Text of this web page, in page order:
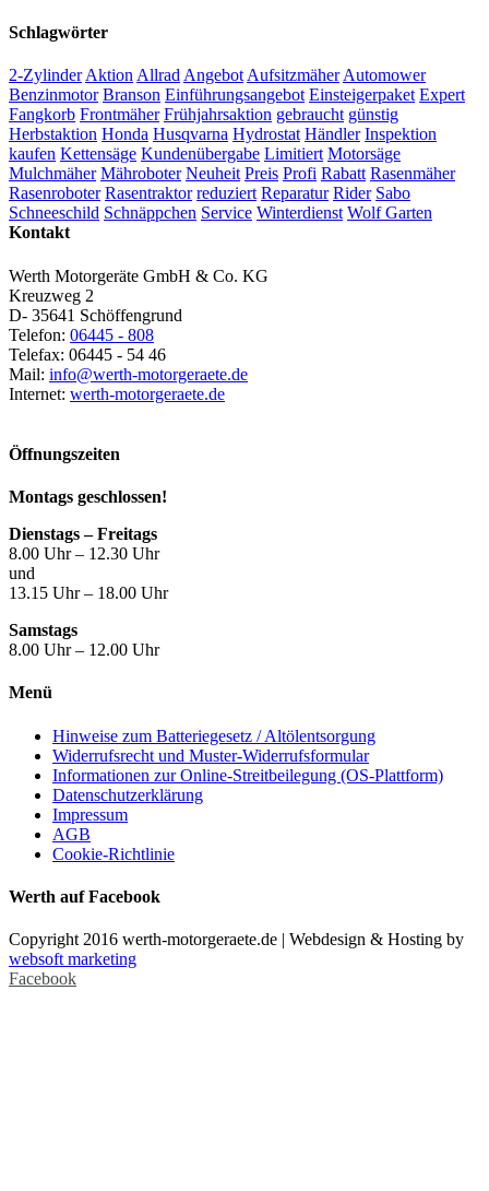
Schlagwörter
2-Zylinder Aktion Allrad Angebot Aufsitzmäher Automower
Benzinmotor Branson Einführungsangebot Einsteigerpaket Expert
Fangkorb Frontmäher Frühjahrsaktion gebraucht günstig
Herbstaktion Honda Husqvarna Hydrostat Händler Inspektion
kaufen Kettensäge Kundenübergabe Limitiert Motorsäge
Mulchmäher Mähroboter Neuheit Preis Profi Rabatt Rasenmäher
Rasenroboter Rasentraktor reduziert Reparatur Rider Sabo
Schneeschild Schnäppchen Service Winterdienst Wolf Garten
Kontakt
Werth Motorgeräte GmbH & Co. KG
Kreuzweg 2
D- 35641 Schöffengrund
Telefon: 06445 - 808
Telefax: 06445 - 54 46
Mail: info@werth-motorgeraete.de
Internet: werth-motorgeraete.de
Öffnungszeiten
Montags geschlossen!
Dienstags – Freitags
8.00 Uhr – 12.30 Uhr
und
13.15 Uhr – 18.00 Uhr
Samstags
8.00 Uhr – 12.00 Uhr
Menü
Hinweise zum Batteriegesetz / Altölentsorgung
Widerrufsrecht und Muster-Widerrufsformular
Informationen zur Online-Streitbeilegung (OS-Plattform)
Datenschutzerklärung
Impressum
AGB
Cookie-Richtlinie
Werth auf Facebook
Copyright 2016 werth-motorgeraete.de | Webdesign & Hosting by
websoft marketing
Facebook